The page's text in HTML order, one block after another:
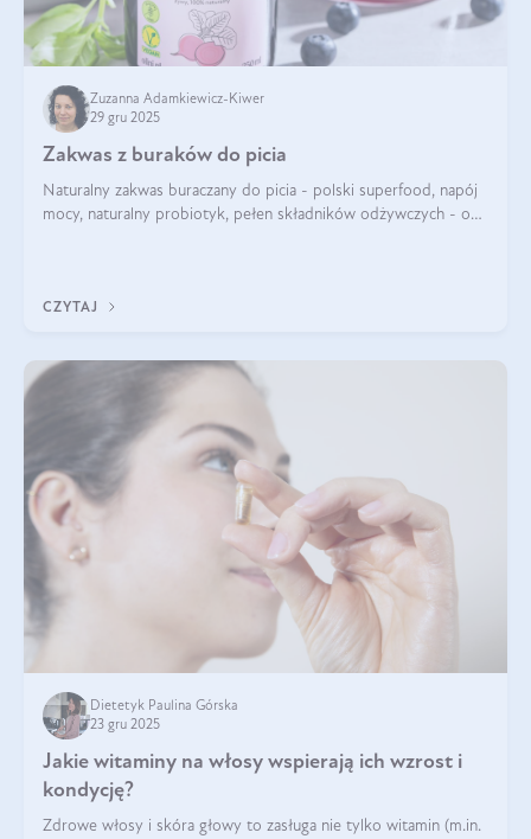
Zuzanna Adamkiewicz-Kiwer
29 gru 2025
Zakwas z buraków do picia
Naturalny zakwas buraczany do picia - polski superfood, napój
mocy, naturalny probiotyk, pełen składników odżywczych - o
CZYTAJ
Dietetyk Paulina Górska
23 gru 2025
Jakie witaminy na włosy wspierają ich wzrost i
kondycję?
Zdrowe włosy i skóra głowy to zasługa nie tylko witamin (m.in.